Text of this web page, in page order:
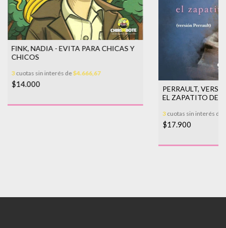
FINK, NADIA - EVITA PARA CHICAS Y
CHICOS
3cuotas sin interés de$4.666,67
$14.000
PERRAULT,
EL ZAPATITO DE
3cuotas sin interés de
$17.900